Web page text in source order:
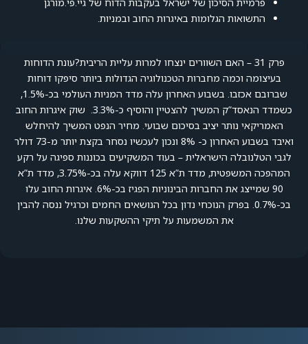
התשואות הגלומות באיגרות החוב ובמניות.
פרק 31 – האם השוורים ינצחו למרות עליית הריבית?עונת הדוחות
בעיצומה וכמה מחברות הטכנולוגיה הגדולות ביותר סיפקו דוחות
שברובם אכזבו. בשבוע האחרון עלה מדד המניות העולמי בכ-1.5%,
כשמדד הנאסד”ק המשיך להצטיין והוסיף כ-3.3%. שוק איגרות החוב
האמריקאי נותר יציב בסיכום שבועי. מחיר הנפט המשיך להיחלש
ואיבד בשבוע האחרון כ- 8% ונכון לעכשיו נסחר בקצת יותר מ-73 דולר
לגבי הטלנובלה הישראלית – בעוד המשקיעים בכוננות ספיגה על רקע
המהפכה המשפטית, מדד ת”א 125 דווקא עלה בכ-3.75%, מדד ת”א
90 שמייצג את החברות הבינוניות הפגיז בכ-6%. איגרות החוב עלו
בכ-0.7%. בפרק הנוכחי נדון בכל הנושאים החמים וכרגיל ננסה להבין
את המשמעות על תיקי ההשקעות שלנו.